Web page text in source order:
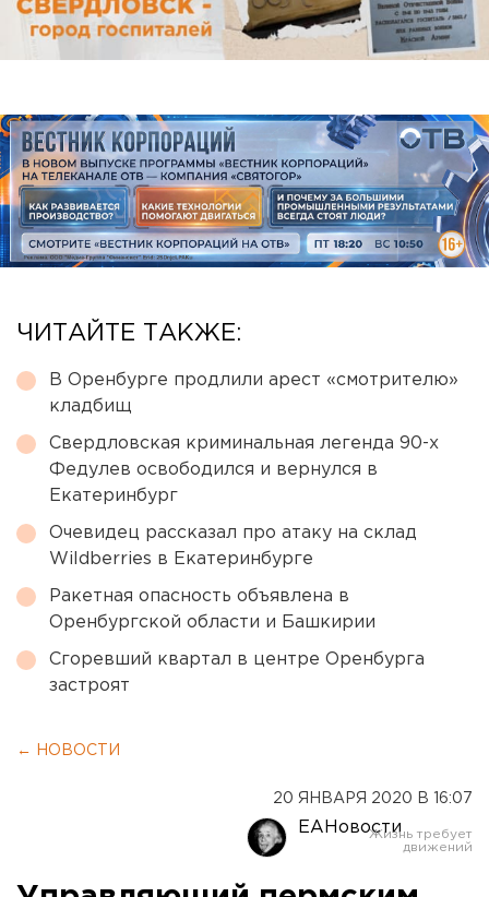
ЧИТАЙТЕ ТАКЖЕ:
В Оренбурге продлили арест «смотрителю»
кладбищ
Свердловская криминальная легенда 90-х
Федулев освободился и вернулся в
Екатеринбург
Очевидец рассказал про атаку на склад
Wildberries в Екатеринбурге
Ракетная опасность объявлена в
Оренбургской области и Башкирии
Сгоревший квартал в центре Оренбурга
застроят
← НОВОСТИ
20 ЯНВАРЯ 2020 В 16:07
ЕАНовости